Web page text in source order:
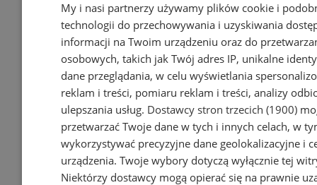
My i nasi partnerzy używamy plików cookie i
technologii do przechowywania i uzyskiwania
informacji na Twoim urządzeniu oraz do
osobowych, takich jak Twój adres IP, unikalne
dane przeglądania, w celu wyświetlania
reklam i treści, pomiaru reklam i treści, analizy
ulepszania usług. Dostawcy stron trzecich (1900)
przetwarzać Twoje dane w tych i innych celach, w
wykorzystywać precyzyjne dane geolokalizacyjne i
urządzenia. Twoje wybory dotyczą wyłącznie tej
Niektórzy dostawcy mogą opierać się na prawnie